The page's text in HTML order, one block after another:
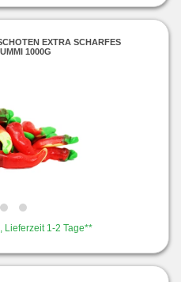
EXTRA SCHARFES
1000G
Lieferzeit 1-2 Tage**